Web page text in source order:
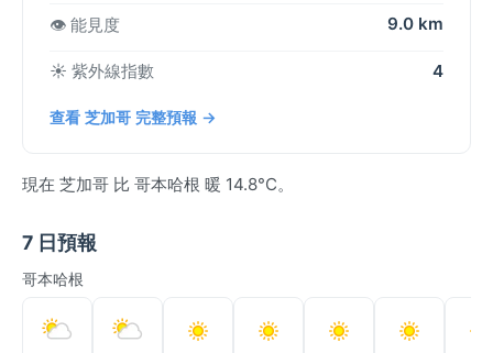
👁️ 能見度 9.0 km
☀️ 紫外線指數 4
查看 芝加哥 完整預報 →
現在 芝加哥 比 哥本哈根 暖 14.8°C。
7 日預報
哥本哈根